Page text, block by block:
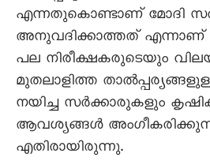
എന്നതുകൊണ്ടാണ് മോദി
അനുവദിക്കാത്തത് എന്നാണ്
പല നിരീക്ഷകരുടെയും
മുതലാളിത്ത
നയിച്ച സർക്കാരുകളും
ആവശ്യങ്ങൾ
എതിരായിരുന്നു.